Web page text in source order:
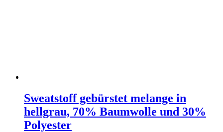
Sweatstoff gebürstet melange in
hellgrau, 70% Baumwolle und 30%
Polyester